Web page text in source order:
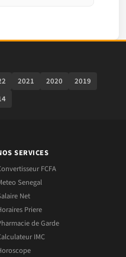
2021 2020
2019
SERVICES
FCFA
Senegal
Net
Priere
de Garde
IMC